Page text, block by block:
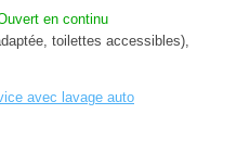
en continu
toilettes accessibles),
avec lavage auto